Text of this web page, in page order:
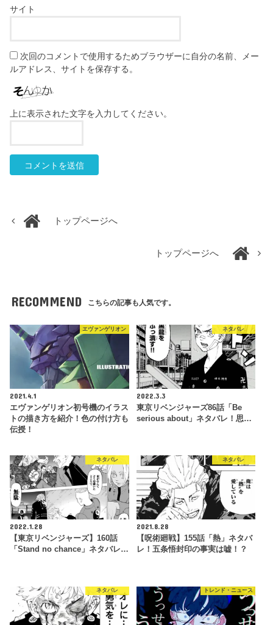
サイト
次回のコメントで使用するためブラウザーに自分の名前、メー
ルアドレス、サイトを保存する。
上に表示された文字を入力してください。
トップページへ
トップページへ
RECOMMEND こちらの記事も人気です。
エヴァンゲリオン
2021.4.1
エヴァンゲリオン初号機のイラス
トの描き方を紹介！色の付け方も
伝授！
ネタバレ
2022.3.3
東京リベンジャーズ86話「Be
serious about」ネタバレ！思…
ネタバレ
2022.1.28
【東京リベンジャーズ】160話
「Stand no chance」ネタバレ…
ネタバレ
2021.8.28
【呪術廻戦】155話「熱」ネタバ
レ！五条悟封印の事実は嘘！？
ネタバレ トレンド・ニュース